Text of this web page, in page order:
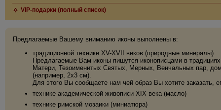
VIP-подарки (полный список)
Предлагаемые Вашему вниманию иконы выполнены в:
традиционной технике XV-XVII веков (природные минералы)
Предлагаемые Вам иконы пишутся иконописцами в
Матери, Тезоименитых Святых, Мерных, Венчальных пар,
(например, 2х3 см).
Для этого Вы сообщаете нам чей образ Вы хотите заказать,
технике академической живописи XIX века (масло)
технике римской мозаики (миниатюра)